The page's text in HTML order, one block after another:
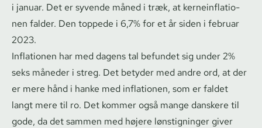
i januar. Det er syvende måned i træk, at ker­ne­in­f­la­tio­
nen falder. Den toppede i 6,7% for et år siden i februar
2023.
Inflationen har med dagens tal befundet sig under 2%
seks måneder i streg. Det betyder med andre ord, at der
er mere hånd i hanke med inflationen, som er faldet
langt mere til ro. Det kommer også mange danskere til
gode, da det sammen med højere lønstigninger giver